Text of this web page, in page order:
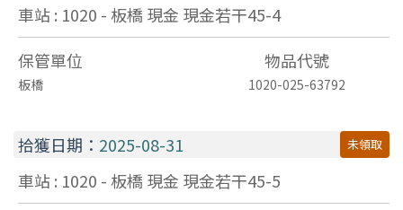
車站 : 1020 - 板橋 現金 現金若干45-4
保管單位
物品代號
板橋 1020-025-63792
拾獲日期： 2025-08-31 未領取
車站 : 1020 - 板橋 現金 現金若干45-5